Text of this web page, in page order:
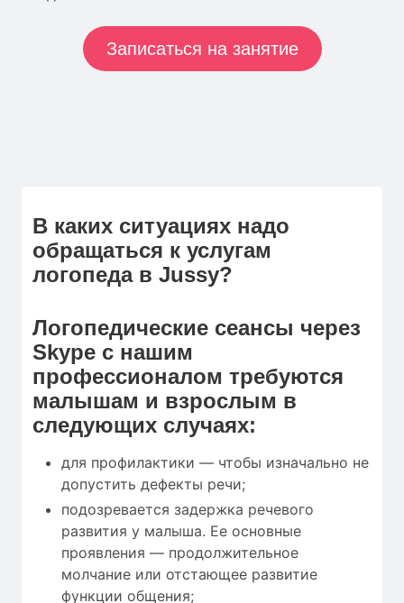
Записаться на занятие
В каких ситуациях надо
обращаться к услугам
логопеда в Jussy?
Логопедические сеансы через
Skype с нашим
профессионалом требуются
малышам и взрослым в
следующих случаях:
для профилактики — чтобы изначально не
допустить дефекты речи;
подозревается задержка речевого
развития у малыша. Ее основные
проявления — продолжительное
молчание или отстающее развитие
функции общения;